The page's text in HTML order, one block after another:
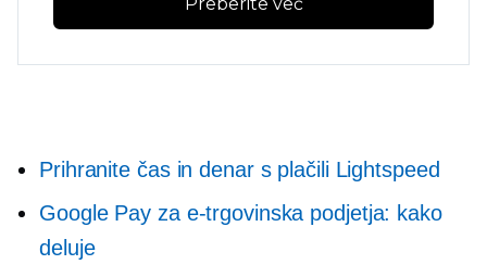
Prihranite čas in denar s plačili Lightspeed
Google Pay za e-trgovinska podjetja: kako
deluje